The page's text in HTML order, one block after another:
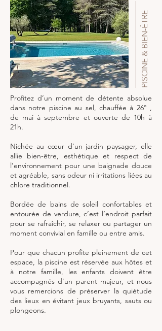
PISCINE & BIEN-ÊTRE
Profitez d’un moment de détente absolue
dans notre piscine au sel, chauffée à 26° ,
de mai à septembre et ouverte de 10h à
21h.
Nichée au cœur d’un jardin paysager, elle
allie bien-être, esthétique et respect de
l’environnement pour une baignade douce
et agréable, sans odeur ni irritations liées au
chlore traditionnel.
Bordée de bains de soleil confortables et
entourée de verdure, c’est l’endroit parfait
pour se rafraîchir, se relaxer ou partager un
moment convivial en famille ou entre amis.
Pour que chacun profite pleinement de cet
espace, la piscine est réservée aux hôtes et
à notre famille, les enfants doivent être
accompagnés d’un parent majeur, et nous
vous remercions de préserver la quiétude
des lieux en évitant jeux bruyants, sauts ou
plongeons.